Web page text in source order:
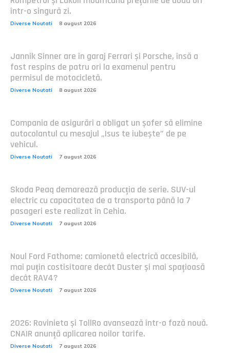
într-o singură zi.
Diverse Noutati 8 august 2026
Jannik Sinner are în garaj Ferrari și Porsche, însă a
fost respins de patru ori la examenul pentru
permisul de motocicletă.
Diverse Noutati 8 august 2026
Compania de asigurări a obligat un șofer să elimine
autocolantul cu mesajul „Isus te iubește” de pe
vehicul.
Diverse Noutati 7 august 2026
Skoda Peaq demarează producția de serie. SUV-ul
electric cu capacitatea de a transporta până la 7
pasageri este realizat în Cehia.
Diverse Noutati 7 august 2026
Noul Ford Fathome: camionetă electrică accesibilă,
mai puțin costisitoare decât Duster și mai spațioasă
decât RAV4?
Diverse Noutati 7 august 2026
2026: Rovinieta și TollRo avansează într-o fază nouă.
CNAIR anunță aplicarea noilor tarife.
Diverse Noutati 7 august 2026